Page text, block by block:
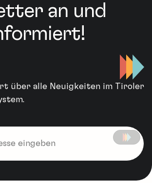
an und
über alle Neuigkeiten im Tiroler